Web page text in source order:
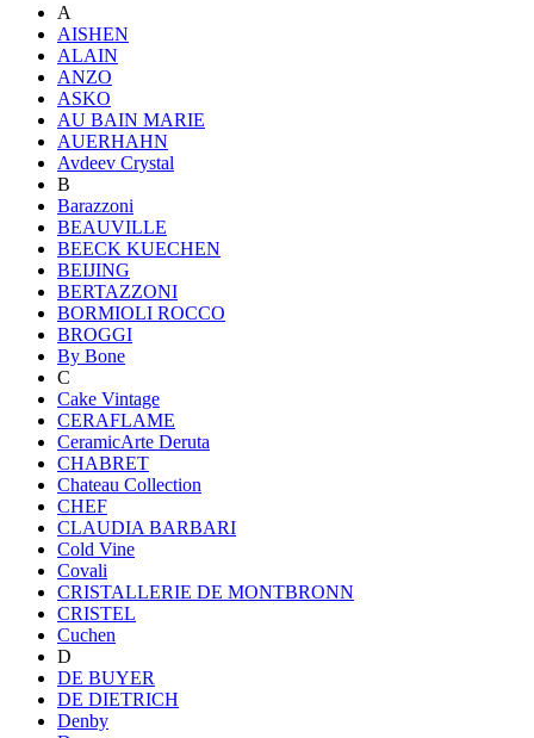
A
AISHEN
ALAIN
ANZO
ASKO
AU BAIN MARIE
AUERHAHN
Avdeev Crystal
B
Barazzoni
BEAUVILLE
BEECK KUECHEN
BEIJING
BERTAZZONI
BORMIOLI ROCCO
BROGGI
By Bone
C
Cake Vintage
CERAFLAME
CeramicArte Deruta
CHABRET
Chateau Collection
CHEF
CLAUDIA BARBARI
Cold Vine
Covali
CRISTALLERIE DE MONTBRONN
CRISTEL
Cuchen
D
DE BUYER
DE DIETRICH
Denby